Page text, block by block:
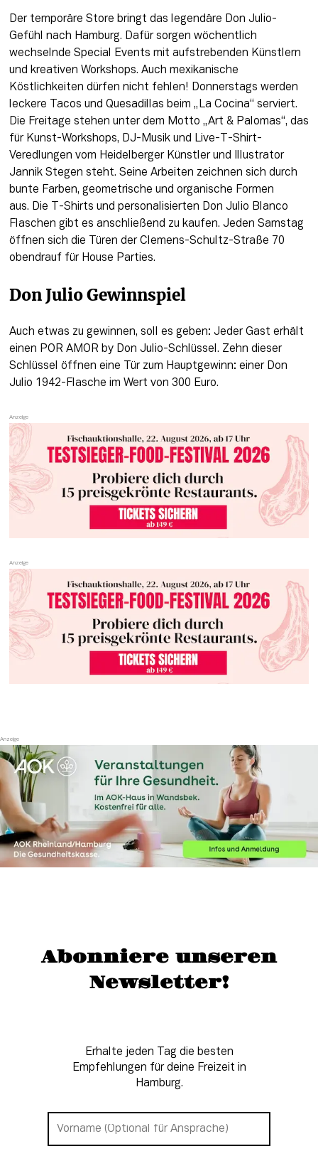
Der temporäre Store bringt das legendäre Don Julio-
Gefühl nach Hamburg. Dafür sorgen wöchentlich
wechselnde Special Events mit aufstrebenden Künstlern
und kreativen Workshops. Auch mexikanische
Köstlichkeiten dürfen nicht fehlen! Donnerstags werden
leckere Tacos und Quesadillas beim „La Cocina“ serviert.
Die Freitage stehen unter dem Motto „Art & Palomas“, das
für Kunst-Workshops, DJ-Musik und Live-T-Shirt-
Veredlungen vom Heidelberger Künstler und Illustrator
Jannik Stegen steht. Seine Arbeiten zeichnen sich durch
bunte Farben, geometrische und organische Formen
aus. Die T-Shirts und personalisierten Don Julio Blanco
Flaschen gibt es anschließend zu kaufen. Jeden Samstag
öffnen sich die Türen der Clemens-Schultz-Straße 70
obendrauf für House Parties.
Don Julio Gewinnspiel
Auch etwas zu gewinnen, soll es geben: Jeder Gast erhält
einen POR AMOR by Don Julio-Schlüssel. Zehn dieser
Schlüssel öffnen eine Tür zum Hauptgewinn: einer Don
Julio 1942-Flasche im Wert von 300 Euro.
Abonniere unseren
Newsletter!
Erhalte jeden Tag die besten
Empfehlungen für deine Freizeit in
Hamburg.